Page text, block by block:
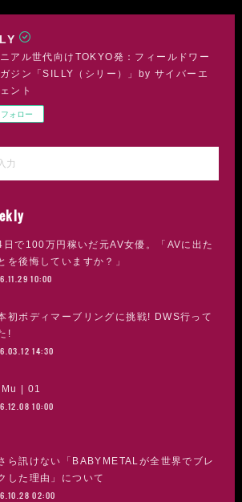
アル世代向けTOKYO発：フィールドワー
ジン「SILLY（シリー）」by サイバーエ
ント
フォロー
日で100万円稼いだ元AV女優。「AVに出た
を後悔していますか？」
10:00
初ボディマーブリングに挑戦! DWS行って
!
14:30
| 01
10:00
ら訊けない「BABYMETALが全世界でブレ
した理由」について
02:00